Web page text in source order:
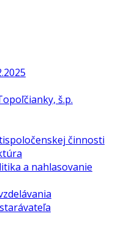
š.p.
činnosti
a nahlasovanie